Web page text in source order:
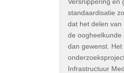
standaardisatie
dat het delen van
de oogheelkunde
dan gewenst. Het
Infrastructuur